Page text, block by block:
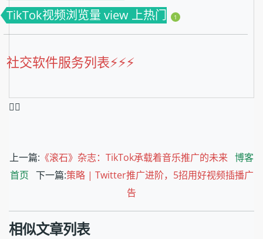
TikTok视频浏览量 view 上热门 1
社交软件服务列表⚡️⚡️⚡️
❤️‍🔥
上一篇: 《滚石》杂志：TikTok承载着音乐推广的未来 博客
首页 下一篇:策略 | Twitter推广进阶，5招用好视频插播广
告
相似文章列表